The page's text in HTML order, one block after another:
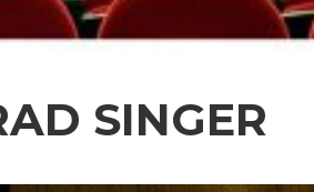
SINGER